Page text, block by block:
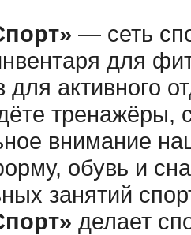
— сеть
для
для активного
тренажёры,
внимание
обувь и
занятий
делает